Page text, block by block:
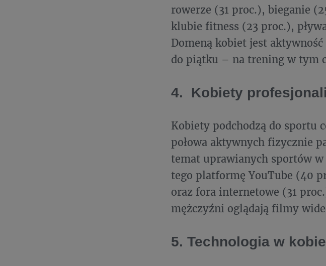
rowerze (31 proc.), bieganie
klubie fitness (23 proc.),
Domeną kobiet jest
do piątku – na trening w tym
4. Kobiety
Kobiety podchodzą do sportu
połowa aktywnych fizycznie
temat uprawianych sportów
tego platformę YouTube (40
oraz fora internetowe (31
mężczyźni oglądają filmy
5. Technologia w